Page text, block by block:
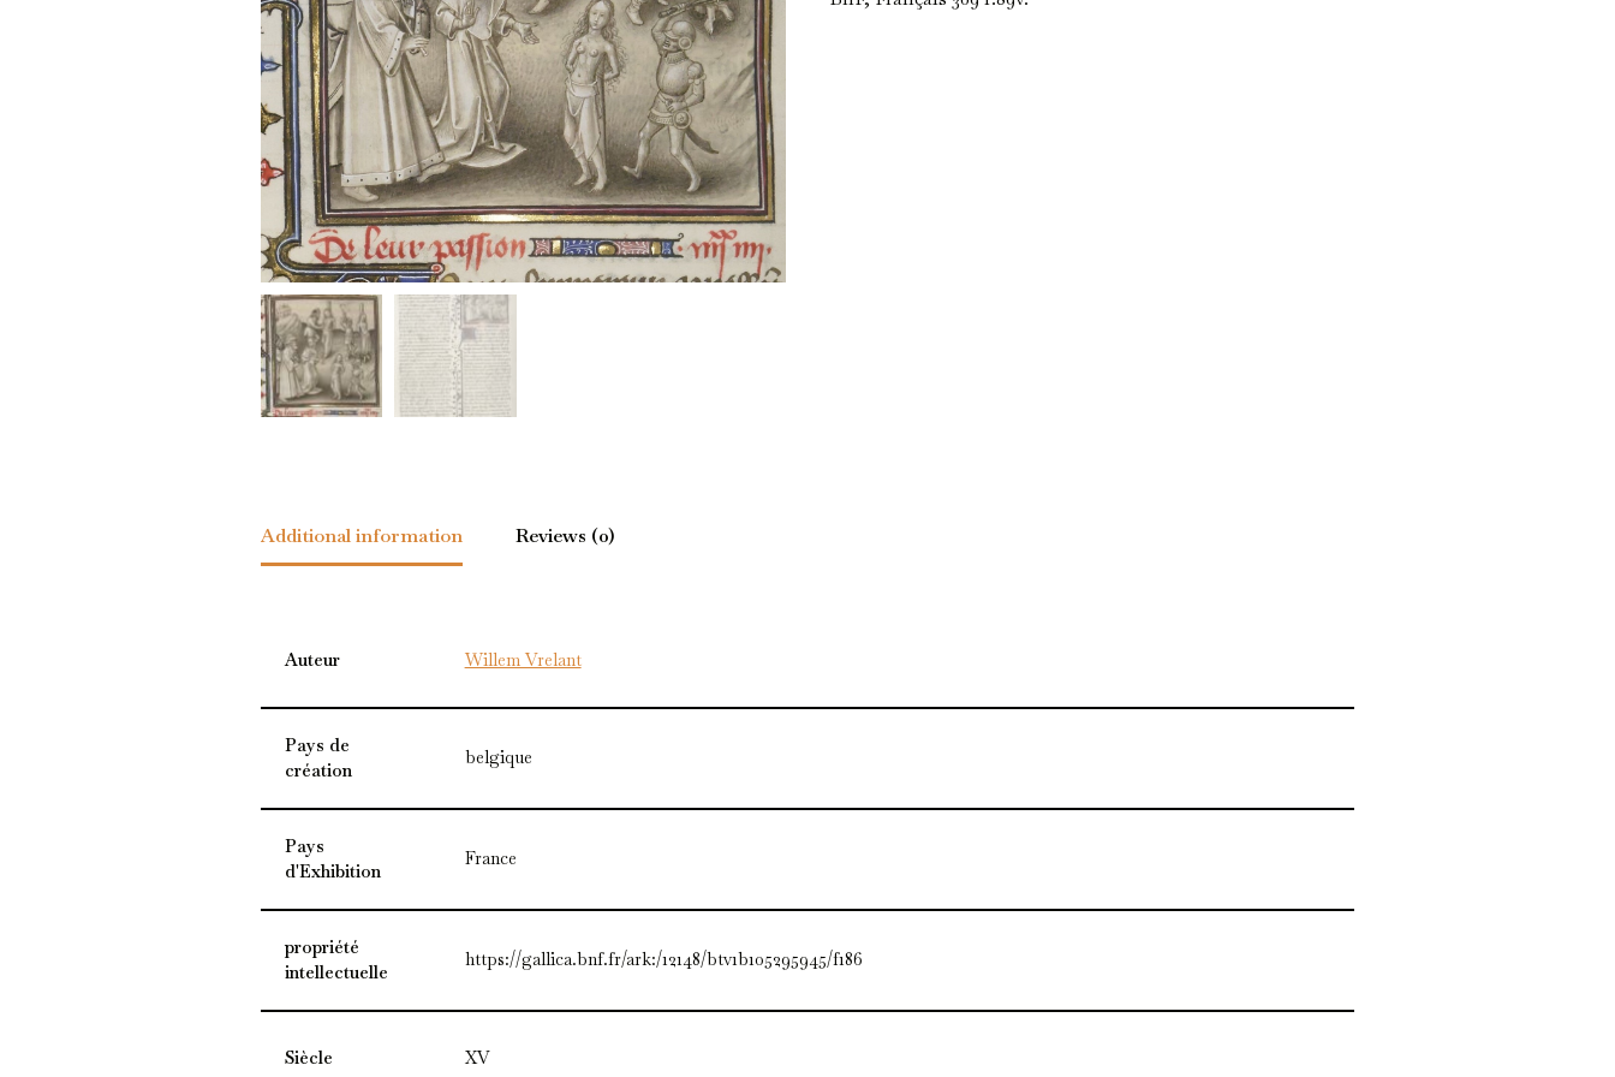
Additional information Reviews (0)
Auteur Willem Vrelant
Pays de
création
belgique
Pays
d'Exhibition
France
propriété
intellectuelle
https://gallica.bnf.fr/ark:/12148/btv1b105295945/f186
Siècle XV